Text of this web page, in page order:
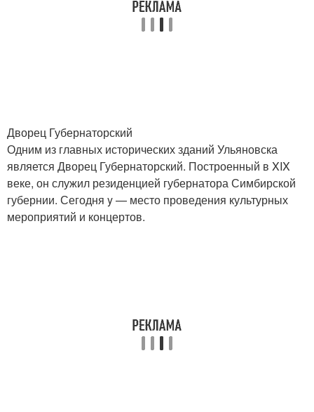
Дворец Губернаторский
Одним из главных исторических зданий Ульяновска
является Дворец Губернаторский. Построенный в XIX
веке, он служил резиденцией губернатора Симбирской
губернии. Сегодня y — место проведения культурных
мероприятий и концертов.